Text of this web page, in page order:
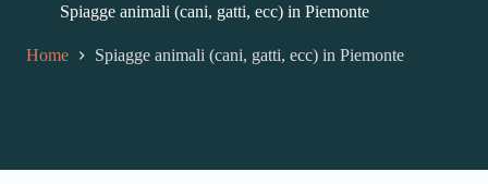
Spiagge animali (cani, gatti, ecc) in Piemonte
Home Spiagge animali (cani, gatti, ecc) in Piemonte